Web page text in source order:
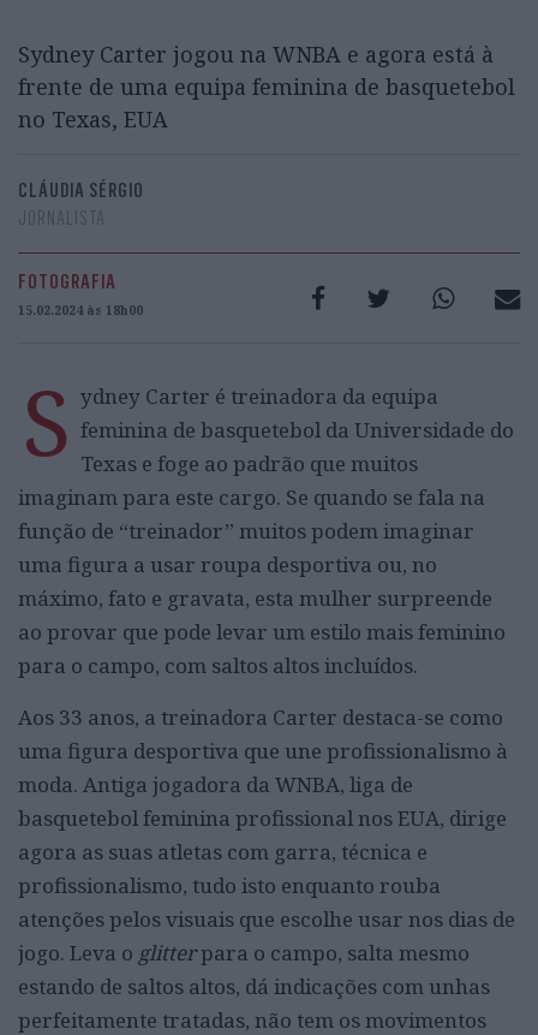
Sydney Carter jogou na WNBA e agora está à
frente de uma equipa feminina de basquetebol
no Texas, EUA
CLÁUDIA SÉRGIO
JORNALISTA
FOTOGRAFIA
15.02.2024 às 18h00
S ydney Carter é treinadora da equipa
feminina de basquetebol da Universidade do
Texas e foge ao padrão que muitos
imaginam para este cargo. Se quando se fala na
função de “treinador” muitos podem imaginar
uma figura a usar roupa desportiva ou, no
máximo, fato e gravata, esta mulher surpreende
ao provar que pode levar um estilo mais feminino
para o campo, com saltos altos incluídos.
Aos 33 anos, a treinadora Carter destaca-se como
uma figura desportiva que une profissionalismo à
moda. Antiga jogadora da WNBA, liga de
basquetebol feminina profissional nos EUA, dirige
agora as suas atletas com garra, técnica e
profissionalismo, tudo isto enquanto rouba
atenções pelos visuais que escolhe usar nos dias de
jogo. Leva o glitterpara o campo, salta mesmo
estando de saltos altos, dá indicações com unhas
perfeitamente tratadas, não tem os movimentos